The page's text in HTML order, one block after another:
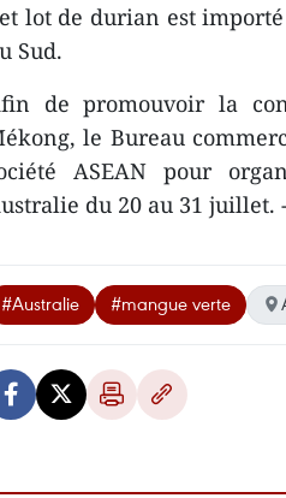
lot de durian est
Sud.
de promouvoir la
le Bureau
ASEAN pour
du 20 au 31 juillet.
#Australie #mangue verte